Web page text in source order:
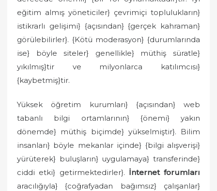
eğitim almış yöneticiler} çevrimiçi toplulukların}
istikrarlı gelişimi} {açısından} {gerçek kahraman}
görülebilirler}. {Kötü moderasyon} {durumlarında
ise} böyle siteler} genellikle} müthiş süratle}
yıkılmış}tir ve milyonlarca katılımcısı}
{kaybetmiş}tir.
Yüksek öğretim kurumları} {açısından} web
tabanlı bilgi ortamlarının} {önemi} yakın
dönemde} müthiş biçimde} yükselmiştir}. Bilim
insanları} böyle mekanlar içinde} {bilgi alışverişi}
yürüterek} buluşların} uygulamaya} transferinde}
ciddi etki} getirmektedirler}. İnternet forumları
aracılığıyla} {coğrafyadan bağımsız} çalışanlar}